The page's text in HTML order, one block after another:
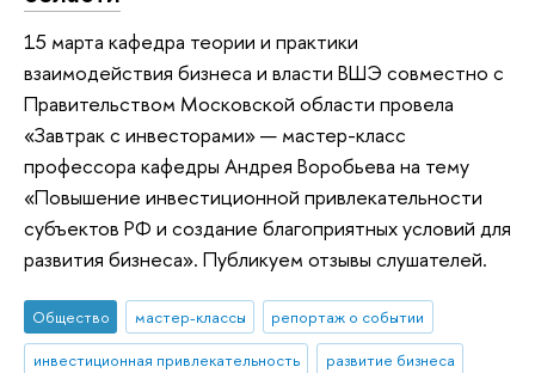
15 марта кафедра теории и практики
взаимодействия бизнеса и власти ВШЭ совместно с
Правительством Московской области провела
«Завтрак с инвесторами» — мастер-класс
профессора кафедры Андрея Воробьева на тему
«Повышение инвестиционной привлекательности
субъектов РФ и создание благоприятных условий для
развития бизнеса». Публикуем отзывы слушателей.
Общество мастер-классы
репортаж о событии
инвестиционная привлекательность
развитие бизнеса